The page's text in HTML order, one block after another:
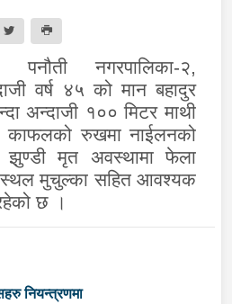
नगरपालिका-२,
वर्ष ४५ को मान बहादुर
अन्दाजी १०० मिटर माथी
काफलको रुखमा नाईलनको
झुण्डी मृत अवस्थामा फेला
मुचुल्का सहित आवश्यक
छ ।
नियन्त्रणमा